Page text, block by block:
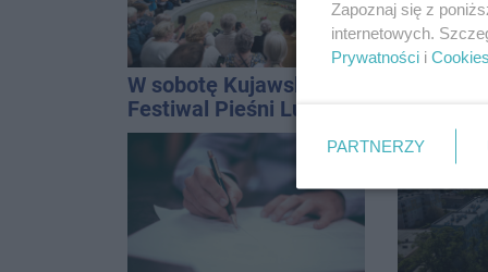
W sobotę Kujawski
Festiwal Pieśni Ludowej
każdym
Zapoznaj się z
internetowych.
Prywatności i Cookies
PARTNERZY